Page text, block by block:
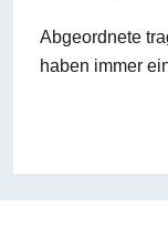
Abgeordnete
haben immer